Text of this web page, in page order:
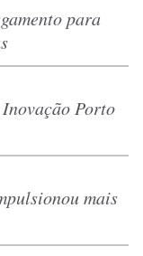
para
Porto
mais